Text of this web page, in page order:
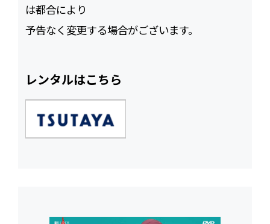
は都合により
予告なく変更する場合がございます。
レンタルはこちら